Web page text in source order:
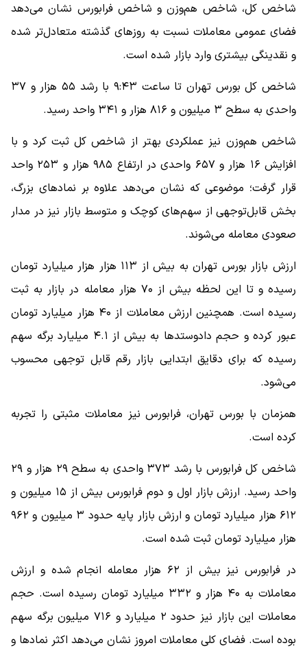
شاخص کل، شاخص هم‌وزن و شاخص فرابورس نشان می‌دهد
فضای عمومی معاملات نسبت به روزهای گذشته متعادل‌تر شده
و نقدینگی بیشتری وارد بازار شده است.
شاخص کل بورس تهران تا ساعت ۹:۴۳ با رشد ۵۵ هزار و ۳۷
واحدی به سطح ۳ میلیون و ۸۱۶ هزار و ۳۴۱ واحد رسید.
شاخص هم‌وزن نیز عملکردی بهتر از شاخص کل ثبت کرد و با
افزایش ۱۶ هزار و ۶۵۷ واحدی در ارتفاع ۹۸۵ هزار و ۲۵۳ واحد
قرار گرفت؛ موضوعی که نشان می‌دهد علاوه بر نمادهای بزرگ،
بخش قابل‌توجهی از سهم‌های کوچک و متوسط بازار نیز در مدار
صعودی معامله می‌شوند.
ارزش بازار بورس تهران به بیش از ۱۱۳ هزار هزار میلیارد تومان
رسیده و تا این لحظه بیش از ۷۰ هزار معامله در بازار به ثبت
رسیده است. همچنین ارزش معاملات از ۴۰ هزار میلیارد تومان
عبور کرده و حجم دادوستدها به بیش از ۴.۱ میلیارد برگه سهم
رسیده که برای دقایق ابتدایی بازار رقم قابل توجهی محسوب
می‌شود.
همزمان با بورس تهران، فرابورس نیز معاملات مثبتی را تجربه
کرده است.
شاخص کل فرابورس با رشد ۳۷۳ واحدی به سطح ۲۹ هزار و ۲۹
واحد رسید. ارزش بازار اول و دوم فرابورس بیش از ۱۵ میلیون و
۶۱۲ هزار میلیارد تومان و ارزش بازار پایه حدود ۳ میلیون و ۹۶۲
هزار میلیارد تومان ثبت شده است.
در فرابورس نیز بیش از ۶۲ هزار معامله انجام شده و ارزش
معاملات به ۴۰ هزار و ۳۳۲ میلیارد تومان رسیده است. حجم
معاملات این بازار نیز حدود ۲ میلیارد و ۷۱۶ میلیون برگه سهم
بوده است. فضای کلی معاملات امروز نشان می‌دهد اکثر نمادها و